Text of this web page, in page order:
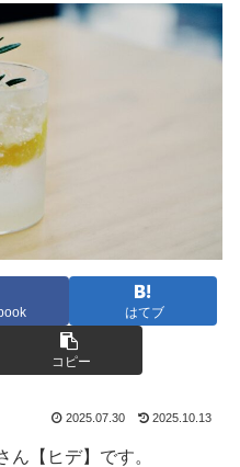
はてブ
コピー
2025.07.30 2025.10.13
ん【ヒデ】です。